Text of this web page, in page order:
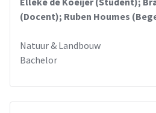
(Docent); Ruben Houmes
Natuur & Landbouw
Bachelor